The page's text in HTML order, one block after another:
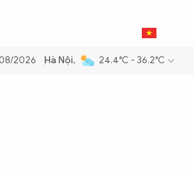
lượng quốc gia Thực hiện Nghị
2026 Hà Nội, 24.4°C - 36.2°C